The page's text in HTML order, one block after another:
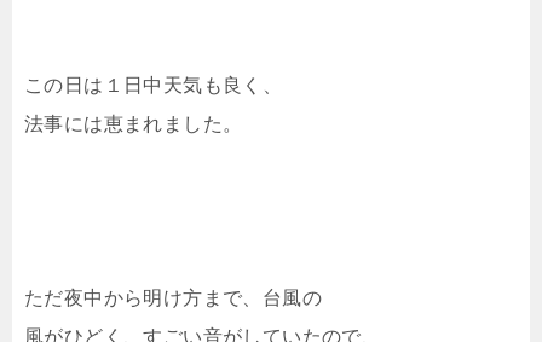
この日は１日中天気も良く、
法事には恵まれました。
ただ夜中から明け方まで、台風の
風がひどく、すごい音がしていたので、